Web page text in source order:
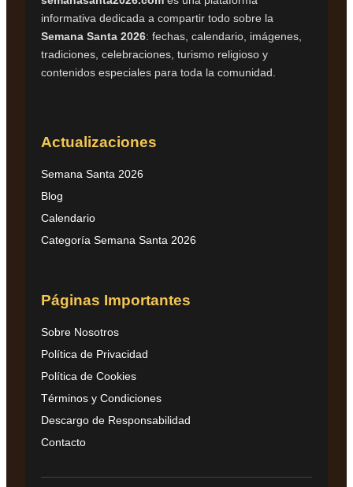
informativa dedicada a compartir todo sobre la
Semana Santa 2026: fechas, calendario, imágenes,
tradiciones, celebraciones, turismo religioso y
contenidos especiales para toda la comunidad.
Actualizaciones
Semana Santa 2026
Blog
Calendario
Categoría Semana Santa 2026
Páginas Importantes
Sobre Nosotros
Política de Privacidad
Política de Cookies
Términos y Condiciones
Descargo de Responsabilidad
Contacto